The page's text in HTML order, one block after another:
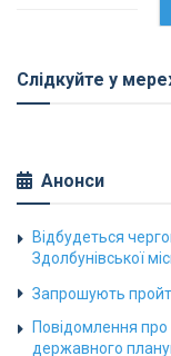
Слідкуйте у
Анонси
Відбудеться
Здолбунівської
Запрошують
Повідомлення
державного